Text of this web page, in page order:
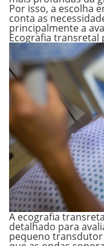
Por isso, a escolha
conta as
principalmente a
Ecografia transretal
A ecografia
detalhado para
pequeno